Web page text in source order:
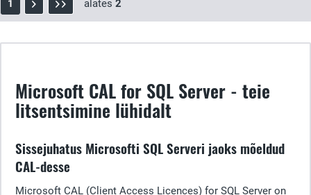
1 alates 2
Microsoft CAL for SQL Server - teie
litsentsimine lühidalt
Sissejuhatus Microsofti SQL Serveri jaoks mõeldud
CAL-desse
Microsoft CAL (Client Access Licences) for SQL Server on